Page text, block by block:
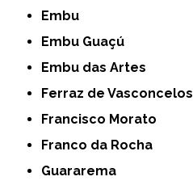
Embu
Embu Guaçú
Embu das Artes
Ferraz de Vasconcelos
Francisco Morato
Franco da Rocha
Guararema